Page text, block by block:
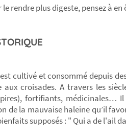
le rendre plus digeste, pensez à
cultivé et consommé depuis
aux croisades. A travers les
fortifiants, médicinales…
de la mauvaise haleine qu’il
supposés : " Qui a de l'ail